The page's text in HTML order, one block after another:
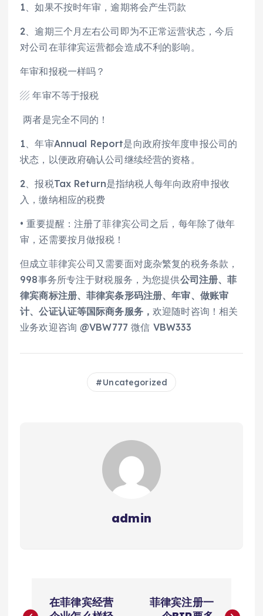
1、如果不按时年审，逾期将会产生罚款
2、逾期三个月左右公司即为不正常运营状态，今后
对公司在菲律宾运营都会造成不利的影响。
年审和报税一样吗？
▨ 年审不等于报税
两者是完全不同的！
1、年审Annual Report是向政府按年度申报公司的
状态，以便政府确认公司继续经营的资格。
2、报税Tax Return是指纳税人每年向政府申报收
入，缴纳相应的税费
• 重要提醒：注册了菲律宾公司之后，每年除了做年
审，还需要按月做报税！
但成立菲律宾公司又需要面对庞杂繁复的税务条款，
998事务所专注于财税服务，为您提供公司注册、菲
律宾商标注册、菲律宾条形码注册、年审、做账审
计、公证认证等国际商务服务，欢迎随时咨询！相关
业务欢迎咨询 @VBW777 微信 VBW333
Uncategorized
admin
在菲律宾经营
菲律宾注册一